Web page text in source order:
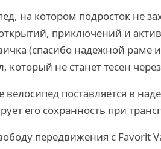
на котором подросток не
приключений и
(спасибо надежной раме
который не станет тесен
велосипед поставляется в
его сохранность при
передвижения с Favorit